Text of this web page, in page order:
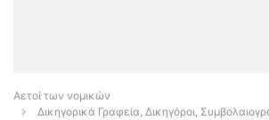
Αετοί των νομικών
Δικηγορικά Γραφεία, Δικηγόροι,